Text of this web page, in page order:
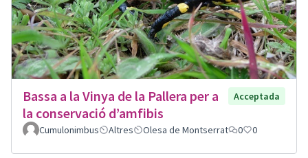
Bassa a la Vinya de la Pallera per a
la conservació d’amfibis
Acceptada
Cumulonimbus Altres Olesa de Montserrat 0 0